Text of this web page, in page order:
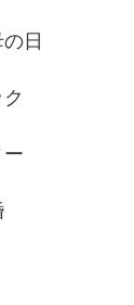
日
ー